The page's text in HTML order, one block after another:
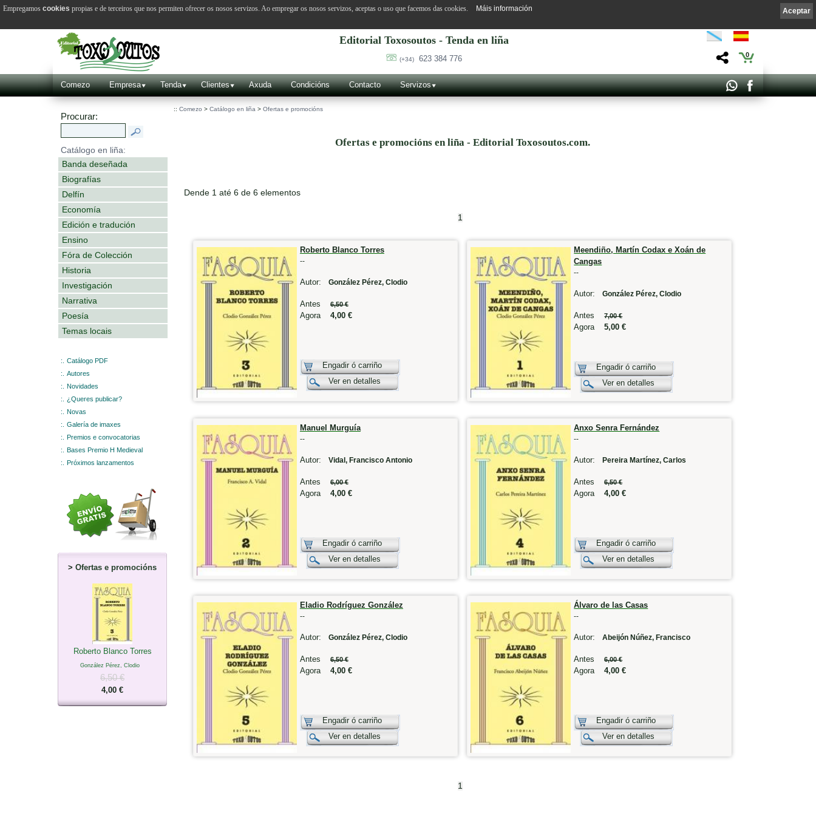
Editorial Toxosoutos - Tenda en liña
(+34) 623 384 776 0
Comezo Empresa Tenda Clientes Axuda Condicións Contacto Servizos
Procurar:
Catálogo en liña:
Banda deseñada
Biografías
Delfín
Economía
Edición e tradución
Ensino
Fóra de Colección
Historia
Investigación
Narrativa
Poesía
Temas locais
:.
Catálogo PDF
:.
Autores
:.
Novidades
:.
¿Queres publicar?
:.
Novas
:.
Galería de imaxes
:.
Premios e convocatorias
:.
Bases Premio H Medieval
:.
Próximos lanzamentos
> Ofertas e promocións
Roberto Blanco Torres
González Pérez, Clodio
6,50 €
4,00 €
:: Comezo > Catálogo en liña > Ofertas e promocións
Ofertas e promocións en liña - Editorial Toxosoutos.com.
Dende 1 até 6 de 6 elementos
1
Roberto Blanco Torres
--
Autor: González Pérez, Clodio
Antes 6,50 €
Agora 4,00 €
Engadir ó carriño
Ver en detalles
Meendiño, Martín Codax e Xoán de
Cangas
--
Autor:González Pérez, Clodio
Antes 7,00 €
Agora 5,00 €
Engadir ó carriño
Ver en detalles
Manuel Murguía
--
Autor: Vidal, Francisco Antonio
Antes 6,00 €
Agora 4,00 €
Engadir ó carriño
Ver en detalles
Anxo Senra Fernández
--
Autor:Pereira Martínez, Carlos
Antes 6,50 €
Agora 4,00 €
Engadir ó carriño
Ver en detalles
Eladio Rodríguez González
--
Autor: González Pérez, Clodio
Antes 6,50 €
Agora 4,00 €
Engadir ó carriño
Ver en detalles
Álvaro de las Casas
--
Autor:Abeijón Núñez, Francisco
Antes 6,00 €
Agora 4,00 €
Engadir ó carriño
Ver en detalles
1
Aceptar
Empregamos cookies propias e de terceiros que nos permiten ofrecer os nosos servizos. Ao empregar os nosos servizos, aceptas o uso que facemos das cookies. Máis información